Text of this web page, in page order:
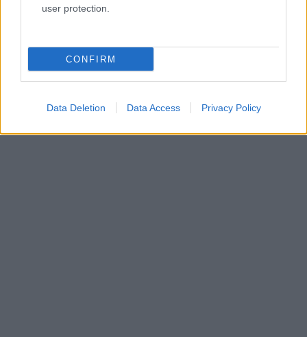
user protection.
CONFIRM
Data Deletion Data Access Privacy Policy